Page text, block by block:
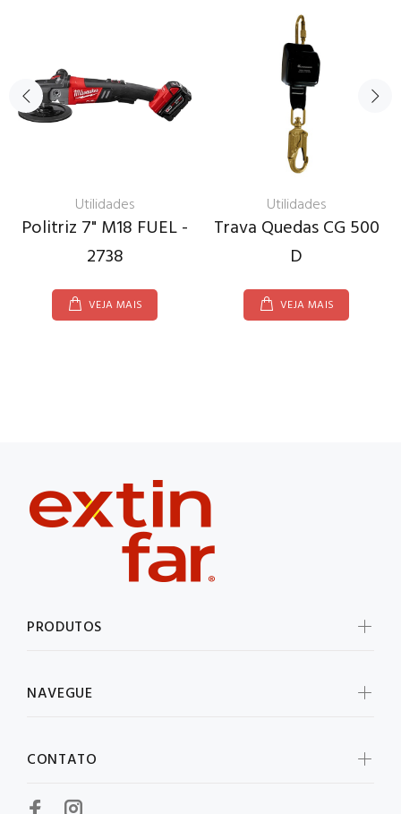
Utilidades
Politriz 7" M18 FUEL -
2738
VEJA MAIS
Utilidades
Trava Quedas CG 500
D
VEJA MAIS
PRODUTOS
NAVEGUE
CONTATO